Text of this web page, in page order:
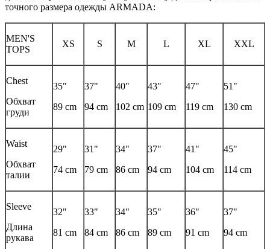
точного размера одежды ARMADA:
MEN'S
TOPS
XS S M L XL XXL
Chest
Обхват
груди
35"
89 cm
37"
94 cm
40"
102 cm
43"
109 cm
47"
119 cm
51"
130 cm
Waist
Обхват
талии
29"
74 cm
31"
79 cm
34"
86 cm
37"
94 cm
41"
104 cm
45"
114 cm
Sleeve
Длина
рукава
32"
81 cm
33"
84 cm
34"
86 cm
35"
89 cm
36"
91 cm
37"
94 cm